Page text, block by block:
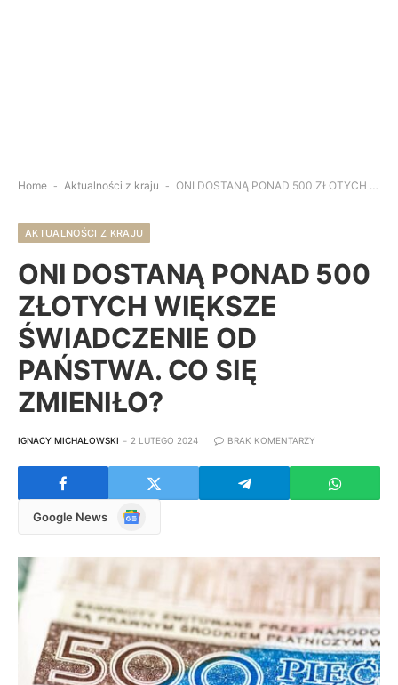
Home - Aktualności z kraju - ONI DOSTANĄ PONAD 500 ZŁOTYCH WIĘKSZE ŚWIADCZENIE OD PAŃSTWA. CO SIĘ ZMIENIŁO?
AKTUALNOŚCI Z KRAJU
ONI DOSTANĄ PONAD 500
ZŁOTYCH WIĘKSZE
ŚWIADCZENIE OD
PAŃSTWA. CO SIĘ
ZMIENIŁO?
IGNACY MICHAŁOWSKI 2 LUTEGO 2024 BRAK KOMENTARZY
Google News
Google